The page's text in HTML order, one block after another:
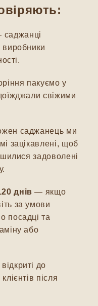
пакуємо у
свіжими
саджанець ми
зацікавлені, щоб
задоволені
днів — якщо
за умови
посадці та
або
до
після